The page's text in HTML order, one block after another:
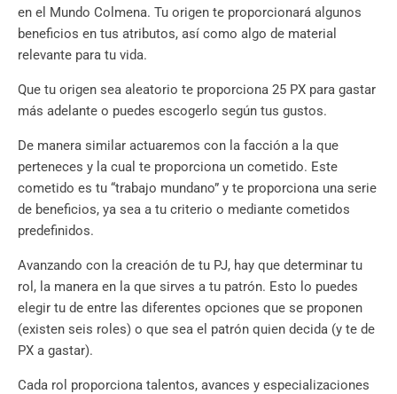
en el Mundo Colmena. Tu origen te proporcionará algunos
beneficios en tus atributos, así como algo de material
relevante para tu vida.
Que tu origen sea aleatorio te proporciona 25 PX para gastar
más adelante o puedes escogerlo según tus gustos.
De manera similar actuaremos con la facción a la que
perteneces y la cual te proporciona un cometido. Este
cometido es tu “trabajo mundano” y te proporciona una serie
de beneficios, ya sea a tu criterio o mediante cometidos
predefinidos.
Avanzando con la creación de tu PJ, hay que determinar tu
rol, la manera en la que sirves a tu patrón. Esto lo puedes
elegir tu de entre las diferentes opciones que se proponen
(existen seis roles) o que sea el patrón quien decida (y te de
PX a gastar).
Cada rol proporciona talentos, avances y especializaciones